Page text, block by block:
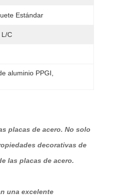
Estándar
L/C
aluminio PPGI
placas de acero. No solo
decorativas de
las placas de acero.
una excelente